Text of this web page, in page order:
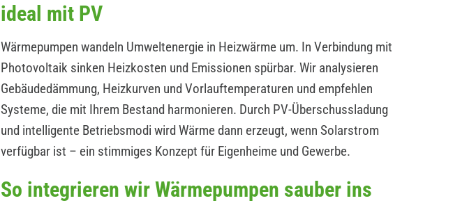
ideal mit PV
Wärmepumpen wandeln Umweltenergie in Heizwärme um. In Verbindung mit
Photovoltaik sinken Heizkosten und Emissionen spürbar. Wir analysieren
Gebäudedämmung, Heizkurven und Vorlauftemperaturen und empfehlen
Systeme, die mit Ihrem Bestand harmonieren. Durch PV-Überschussladung
und intelligente Betriebsmodi wird Wärme dann erzeugt, wenn Solarstrom
verfügbar ist – ein stimmiges Konzept für Eigenheime und Gewerbe.
So integrieren wir Wärmepumpen sauber ins